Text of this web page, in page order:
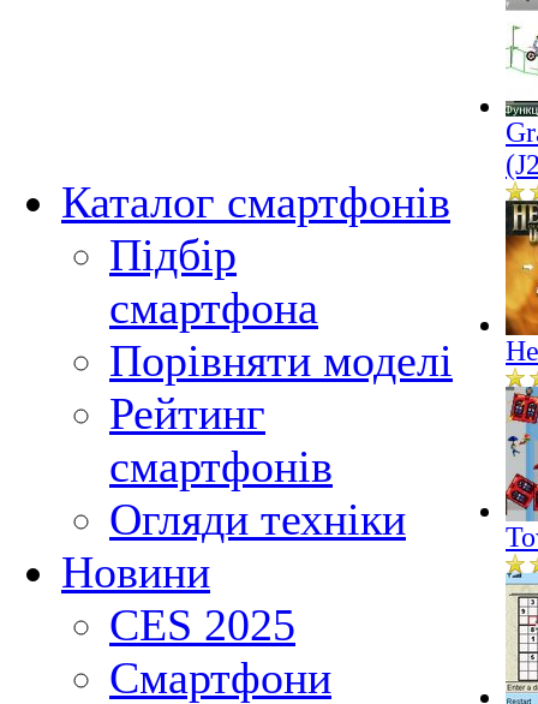
Каталог смартфонів
Підбір
смартфона
Порівняти моделі
Рейтинг
смартфонів
Огляди техніки
Новини
CES 2025
Смартфони